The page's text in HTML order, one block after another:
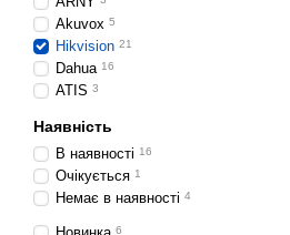
Akuvox 5
Hikvision 21
Dahua 16
ATIS 3
Наявність
В наявності 16
Очікується 1
Немає в наявності 4
6